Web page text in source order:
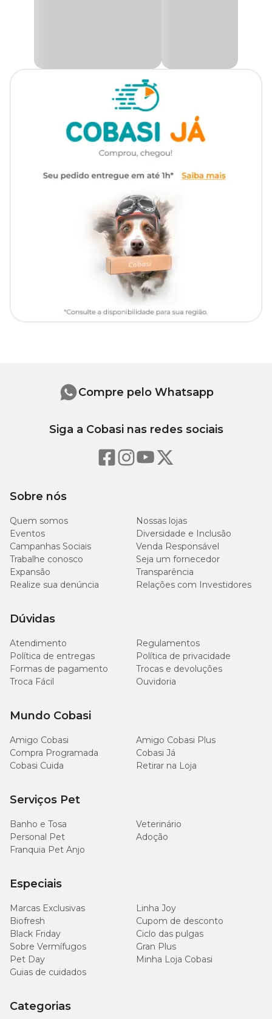
Preta possui preço
imbatível. Compre agora mesmo pelo site,
Largura 37 cm
Sobre nós
Quem somos
Nossas lojas
Eventos
Diversidade e Inclusão
Campanhas Sociais
Venda Responsável
Trabalhe conosco
Seja um fornecedor
Expansão
Transparência
Realize sua denúncia
Relações com Investidores
Dúvidas
Atendimento
Regulamentos
Política de entregas
Política de privacidade
Formas de pagamento
Trocas e devoluções
Troca Fácil
Ouvidoria
Mundo Cobasi
Amigo Cobasi
Amigo Cobasi Plus
Compra Programada
Cobasi Já
Cobasi Cuida
Retirar na Loja
Serviços Pet
Banho e Tosa
Veterinário
Personal Pet
Adoção
Franquia Pet Anjo
Especiais
Marcas Exclusivas
Linha Joy
Biofresh
Cupom de desconto
Black Friday
Ciclo das pulgas
Sobre Vermífugos
Gran Plus
Pet Day
Minha Loja Cobasi
Guias de cuidados
Categorias
Compre pelo Whatsapp
Siga a Cobasi nas redes sociais